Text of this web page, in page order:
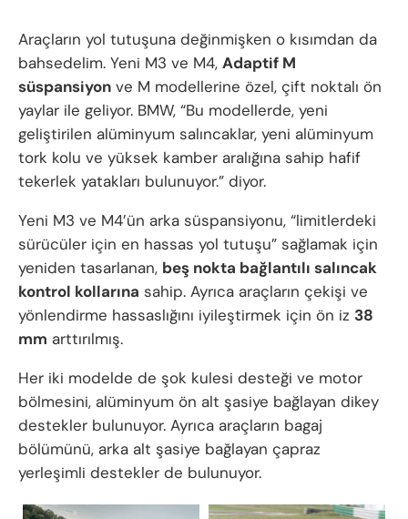
Araçların yol tutuşuna değinmişken o kısımdan da
bahsedelim. Yeni M3 ve M4, Adaptif M
süspansiyon ve M modellerine özel, çift noktalı ön
yaylar ile geliyor. BMW, “Bu modellerde, yeni
geliştirilen alüminyum salıncaklar, yeni alüminyum
tork kolu ve yüksek kamber aralığına sahip hafif
tekerlek yatakları bulunuyor.” diyor.
Yeni M3 ve M4’ün arka süspansiyonu, “limitlerdeki
sürücüler için en hassas yol tutuşu” sağlamak için
yeniden tasarlanan, beş nokta bağlantılı salıncak
kontrol kollarına sahip. Ayrıca araçların çekişi ve
yönlendirme hassaslığını iyileştirmek için ön iz 38
mm arttırılmış.
Her iki modelde de şok kulesi desteği ve motor
bölmesini, alüminyum ön alt şasiye bağlayan dikey
destekler bulunuyor. Ayrıca araçların bagaj
bölümünü, arka alt şasiye bağlayan çapraz
yerleşimli destekler de bulunuyor.